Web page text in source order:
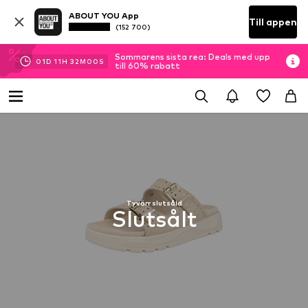
ABOUT YOU App
(152 700) Till appen
01D 11H 32M 00 S
Sommarens sista rea: Deals med upp
till 60% rabatt
Tyvärr slutsåld
Slutsålt